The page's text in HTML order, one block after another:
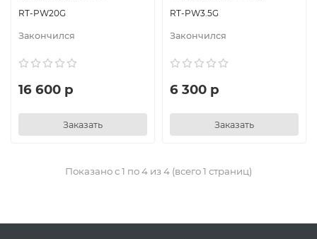
RT-PW20G
Закончился
16 600 р
Заказать
RT-PW3.5G
Закончился
6 300 р
Заказать
Показано с 1 по 4 из 4 (всего 1 страниц)